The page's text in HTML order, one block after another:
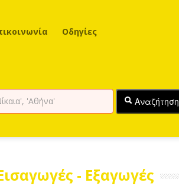
Οδηγίες
Αναζήτηση
- Εξαγωγές